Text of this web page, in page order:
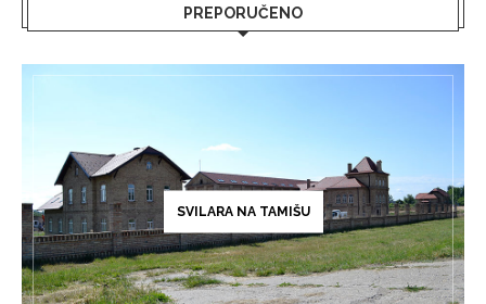
PREPORUČENO
SVILARA NA TAMIŠU